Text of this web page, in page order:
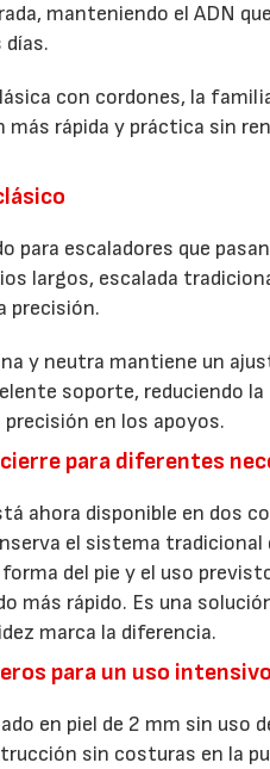
manteniendo el ADN
días.
con cordones, la
rápida y práctica sin
para escaladores que
largos, escalada
precisión.
y neutra mantiene un
soporte, reduciendo
en los apoyos.
para diferentes
ahora disponible en dos
el sistema
del pie y el uso
más rápido. Es una
marca la diferencia.
para un uso intensivo
en piel de 2 mm sin uso
sin costuras en la